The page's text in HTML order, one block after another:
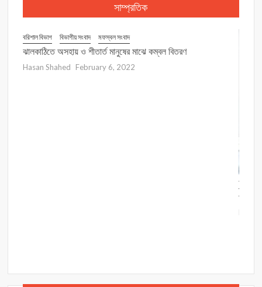
সাম্প্রতিক
বরিশাল বিভাগ বিভাগীয় সংবাদ মফস্বল সংবাদ
ঝালকাঠিতে অসহায় ও শীতার্ত মানুষের মাঝে কম্বল বিতরণ
Hasan Shahed February 6, 2022
পীর